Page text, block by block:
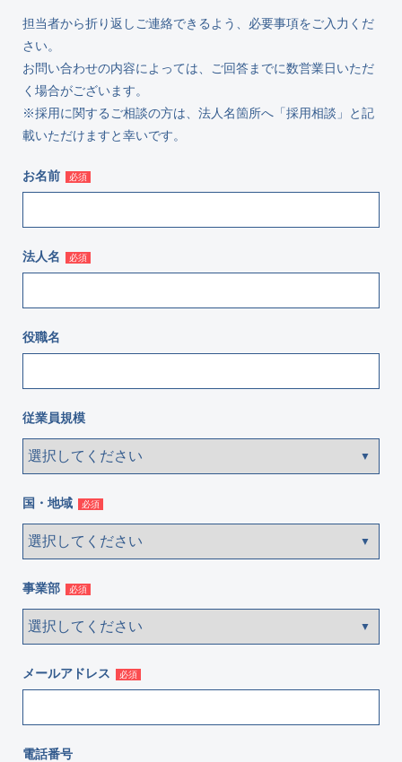
担当者から折り返しご連絡できるよう、必要事項をご入力くだ
さい。
お問い合わせの内容によっては、ご回答までに数営業日いただ
く場合がございます。
※採用に関するご相談の方は、法人名箇所へ「採用相談」と記
載いただけますと幸いです。
お名前 必須
法人名 必須
役職名
従業員規模
国・地域 必須
事業部 必須
メールアドレス 必須
電話番号